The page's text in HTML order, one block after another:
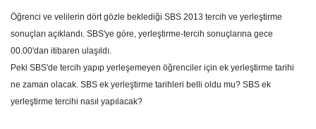
Öğrenci ve velilerin dört gözle beklediği SBS 2013 tercih ve yerleştirme
sonuçları açıklandı. SBS'ye göre, yerleştirme-tercih sonuçlarına gece
00.00'dan itibaren ulaşıldı.
Peki SBS'de tercih yapıp yerleşemeyen öğrenciler için ek yerleştirme tarihi
ne zaman olacak. SBS ek yerleştirme tarihleri belli oldu mu? SBS ek
yerleştirme tercihi nasıl yapılacak?